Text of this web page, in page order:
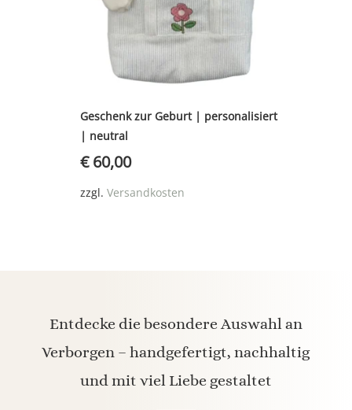
Geschenk zur Geburt | personalisiert
| neutral
€60,00
zzgl.Versandkosten
Entdecke die besondere Auswahl an
Verborgen – handgefertigt, nachhaltig
und mit viel Liebe gestaltet